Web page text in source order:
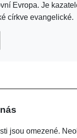
Evropa. Je
církve evangelické.
jsou omezené.